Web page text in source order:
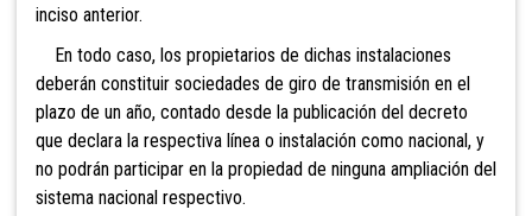
inciso anterior.
En todo caso, los propietarios de dichas instalaciones
deberán constituir sociedades de giro de transmisión en el
plazo de un año, contado desde la publicación del decreto
que declara la respectiva línea o instalación como nacional, y
no podrán participar en la propiedad de ninguna ampliación del
sistema nacional respectivo.